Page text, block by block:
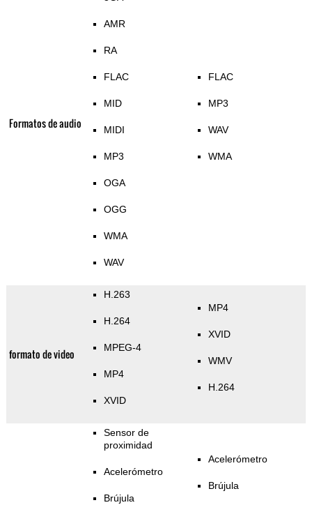
Formatos de audio
AMR
RA
FLAC
MID
MIDI
MP3
OGA
OGG
WMA
WAV
FLAC
MP3
WAV
WMA
formato de video
H.263
H.264
MPEG-4
MP4
XVID
MP4
XVID
WMV
H.264
Sensor de
proximidad
Acelerómetro
Brújula
Acelerómetro
Brújula